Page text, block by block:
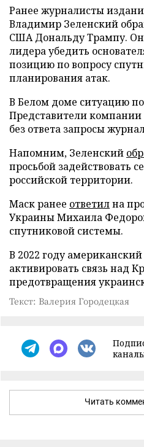
Ранее журналисты
Владимир Зеленский
США Дональду Трампу.
лидера убедить
позицию по вопросу
планирования атак.
В Белом доме ситуацию
Представители компании
без ответа запросы
Напомним, Зеленский
просьбой задействовать
российской территории.
Маск ранее ответилна
Украины Михаила
спутниковой системы.
В 2022 году
активировать связь над
предотвращения
Текст: Валерия Городецкая
Читать